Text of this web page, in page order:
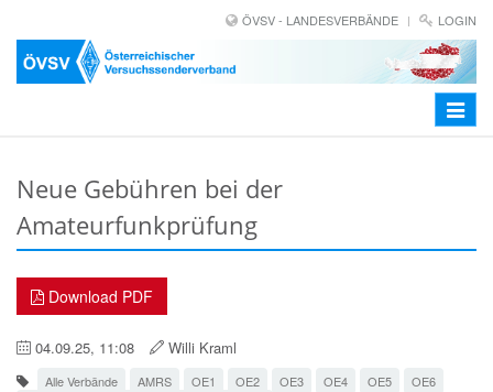
ÖVSV - LANDESVERBÄNDE LOGIN
Toggle
Neue Gebühren bei der
Amateurfunkprüfung
Download PDF
04.09.25, 11:08 Willi Kraml
Alle Verbände AMRS OE1 OE2 OE3 OE4 OE5
OE6